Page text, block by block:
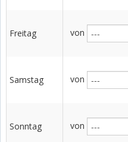
Freitag von
Samstag von
Sonntag von